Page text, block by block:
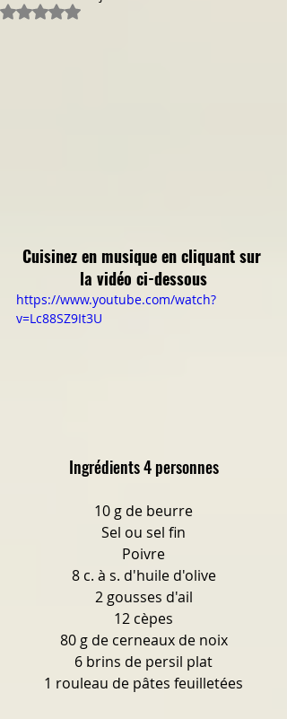
Noté NaN étoiles sur 5.
Cuisinez en musique en cliquant sur
la vidéo ci-dessous
https://www.youtube.com/watch?
v=Lc88SZ9It3U
Ingrédients 4 personnes
10 g de beurre
Sel ou sel fin
Poivre
8 c. à s. d'huile d'olive
2 gousses d'ail
12 cèpes
80 g de cerneaux de noix
6 brins de persil plat
1 rouleau de pâtes feuilletées